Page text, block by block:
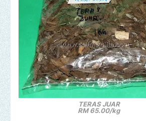
TERAS JUAR
RM 65.00/kg